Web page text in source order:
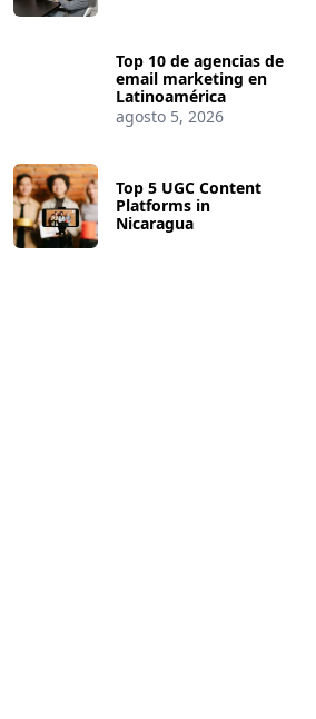
Top 10 de agencias de
email marketing en
Latinoamérica
agosto 5, 2026
Top 5 UGC Content
Platforms in
Nicaragua